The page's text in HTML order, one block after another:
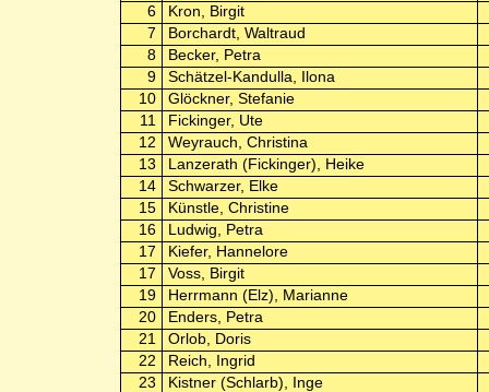
6
Kron, Birgit
7
Borchardt, Waltraud
8
Becker, Petra
9
Schätzel-Kandulla, Ilona
10
Glöckner, Stefanie
11
Fickinger, Ute
12
Weyrauch, Christina
13
Lanzerath (Fickinger), Heike
14
Schwarzer, Elke
15
Künstle, Christine
16
Ludwig, Petra
17
Kiefer, Hannelore
17
Voss, Birgit
19
Herrmann (Elz), Marianne
20
Enders, Petra
21
Orlob, Doris
22
Reich, Ingrid
23
Kistner (Schlarb), Inge